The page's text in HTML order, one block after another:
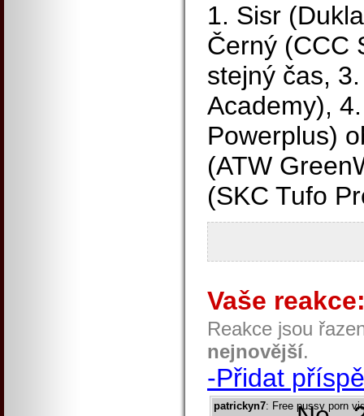
1. Sisr
Černý (CCC
stejný čas,
Academy),
Powerplus)
(ATW
(SKC Tufo
Vaše
Reakce jsou
nejnovější.
-Přidat
patrickyn7: Free pussy porn